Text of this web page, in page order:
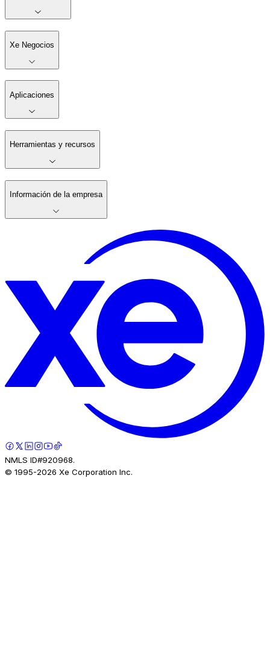
Xe Negocios
Aplicaciones
Herramientas y recursos
Información de la empresa
NMLS ID#920968.
© 1995-2026 Xe Corporation Inc.